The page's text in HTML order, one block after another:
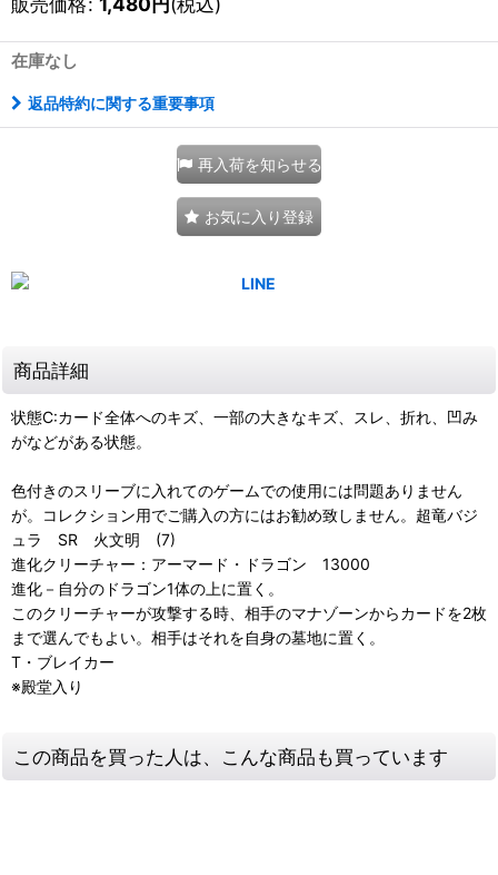
在庫なし
返品特約に関する重要事項
再入荷を知らせる
お気に入り登録
商品詳細
状態C:カード全体へのキズ、一部の大きなキズ、スレ、折れ、凹み
がなどがある状態。
色付きのスリーブに入れてのゲームでの使用には問題ありません
が。コレクション用でご購入の方にはお勧め致しません。超竜バジ
ュラ SR 火文明 (7)
進化クリーチャー：アーマード・ドラゴン 13000
進化－自分のドラゴン1体の上に置く。
このクリーチャーが攻撃する時、相手のマナゾーンからカードを2枚
まで選んでもよい。相手はそれを自身の墓地に置く。
T・ブレイカー
※殿堂入り
この商品を買った人は、こんな商品も買っています